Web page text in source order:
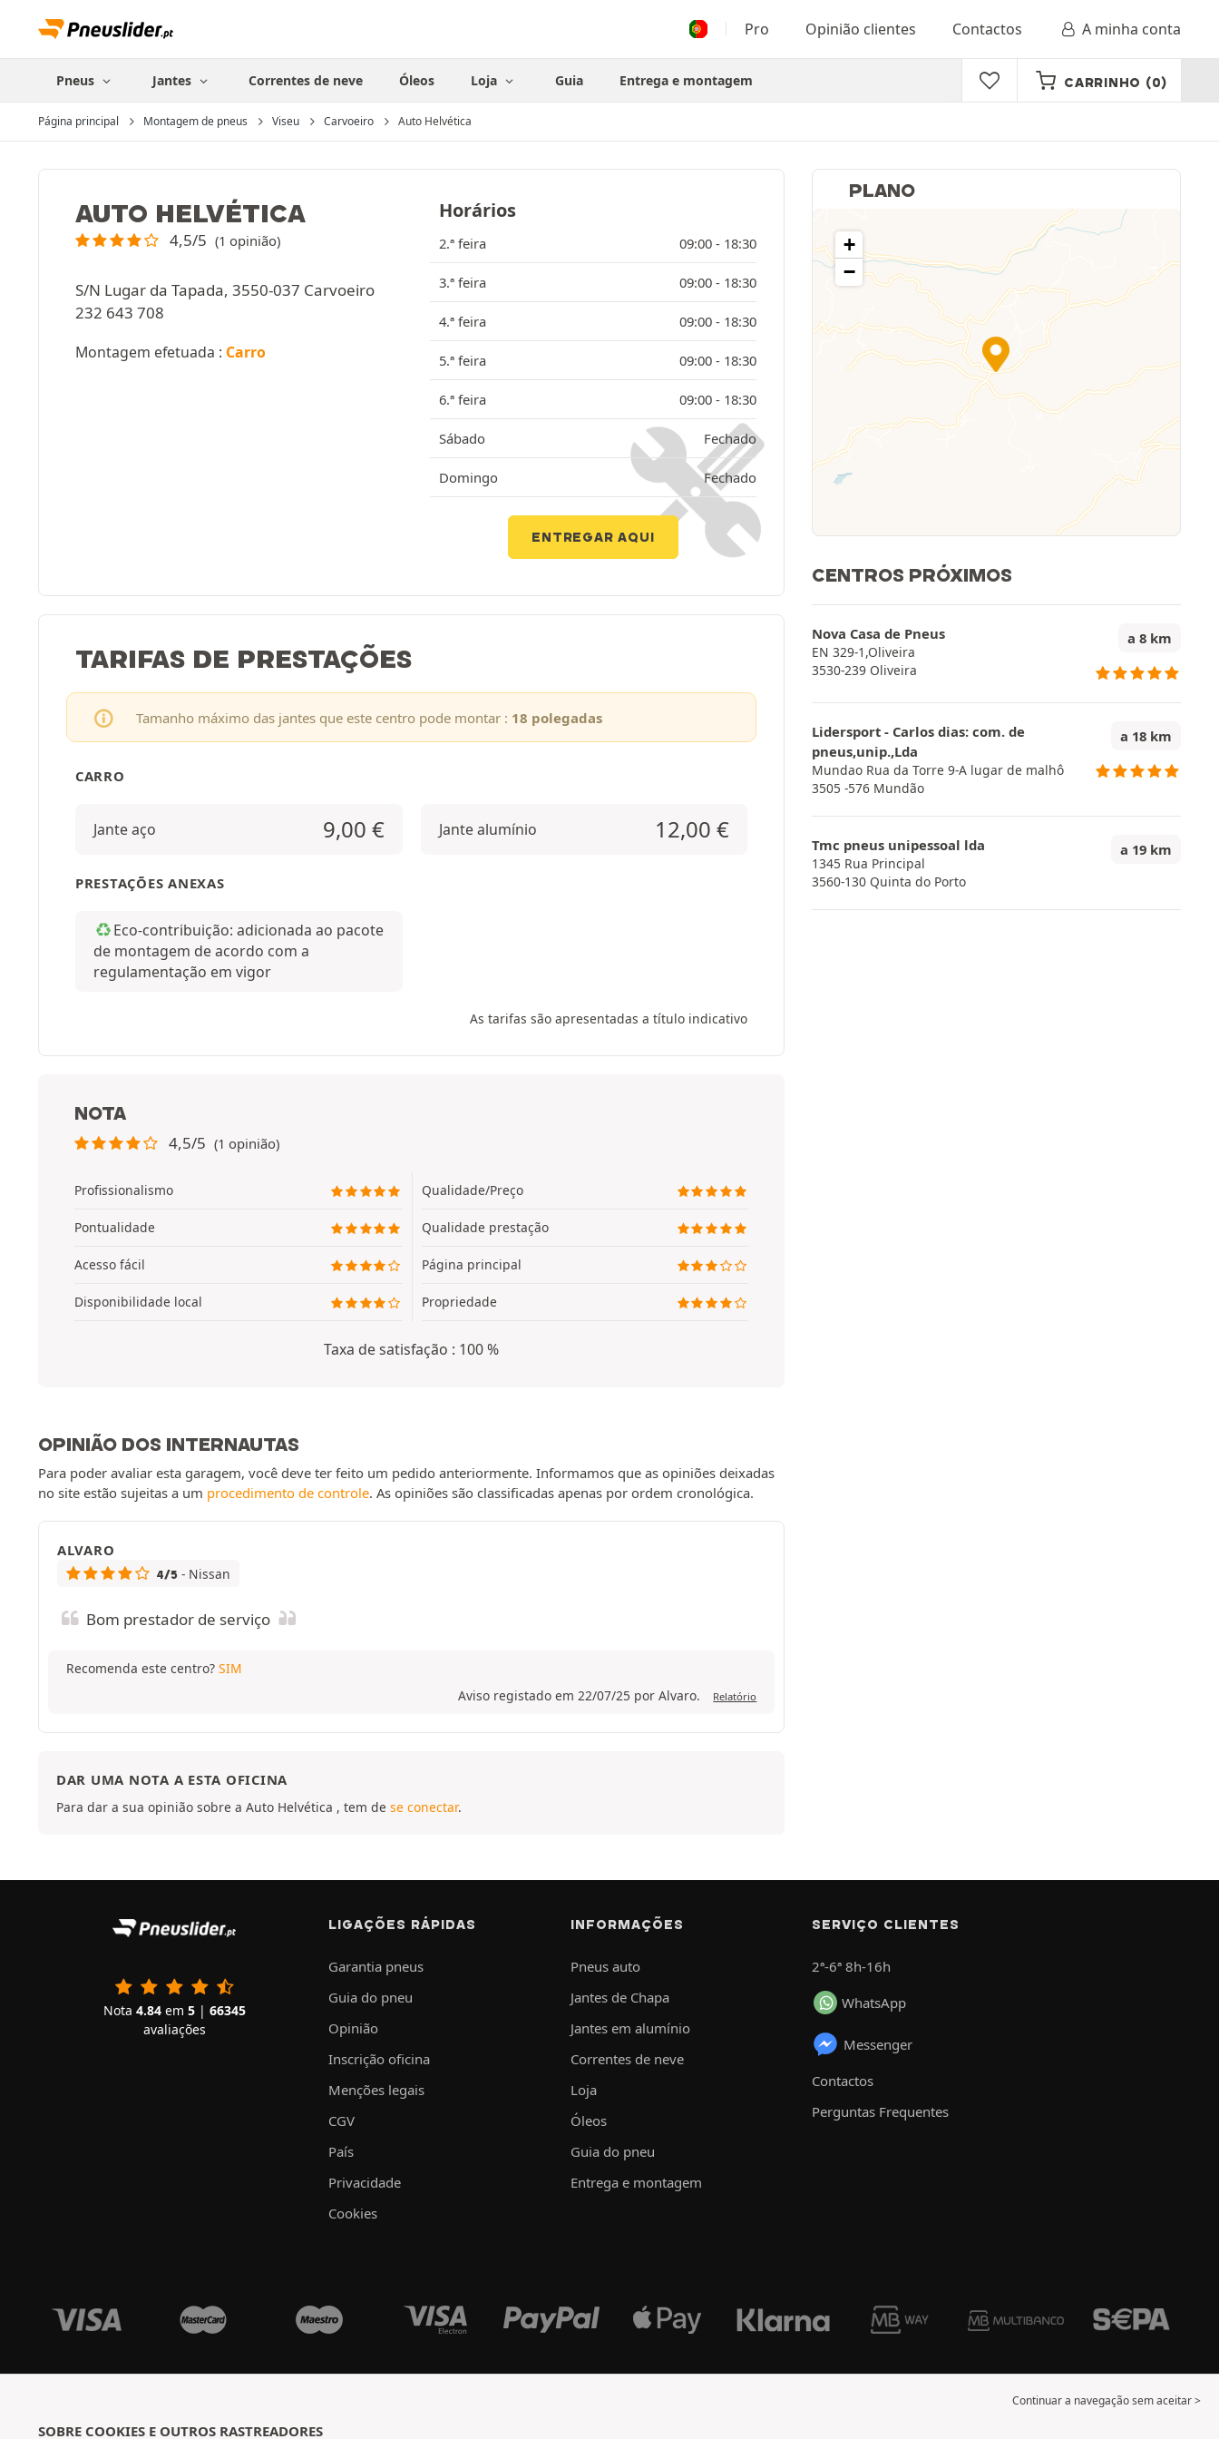
Pro Opinião clientes Contactos A minha conta
Pneus Jantes Correntes de neve Óleos Loja Guia Entrega e montagem CARRINHO (0)
Página principal Montagem de pneus Viseu Carvoeiro Auto Helvética
AUTO HELVÉTICA
4,5/5 (1 opinião)
S/N Lugar da Tapada, 3550-037 Carvoeiro
232 643 708
Montagem efetuada : Carro
Horários
2.ª feira 09:00 - 18:30
3.ª feira 09:00 - 18:30
4.ª feira 09:00 - 18:30
5.ª feira 09:00 - 18:30
6.ª feira 09:00 - 18:30
Sábado Fechado
Domingo Fechado
ENTREGAR AQUI
TARIFAS DE PRESTAÇÕES
Tamanho máximo das jantes que este centro pode montar : 18 polegadas
CARRO
Jante aço 9,00 € Jante alumínio 12,00 €
PRESTAÇÕES ANEXAS
Eco-contribuição: adicionada ao pacote
de montagem de acordo com a
regulamentação em vigor
As tarifas são apresentadas a título indicativo
NOTA
4,5/5 (1 opinião)
Profissionalismo
Pontualidade
Acesso fácil
Disponibilidade local
Qualidade/Preço
Qualidade prestação
Página principal
Propriedade
Taxa de satisfação : 100 %
OPINIÃO DOS INTERNAUTAS
Para poder avaliar esta garagem, você deve ter feito um pedido anteriormente. Informamos que as opiniões deixadas
no site estão sujeitas a um procedimento de controle. As opiniões são classificadas apenas por ordem cronológica.
ALVARO
4/5 - Nissan
Bom prestador de serviço
Recomenda este centro? SIM
Aviso registado em 22/07/25 por Alvaro.
Relatório
DAR UMA NOTA A ESTA OFICINA
Para dar a sua opinião sobre a Auto Helvética , tem de se conectar.
PLANO
+
−
CENTROS PRÓXIMOS
Nova Casa de Pneus
EN 329-1,Oliveira
3530-239 Oliveira
a 8 km
Lidersport - Carlos dias: com. de
pneus,unip.,Lda
Mundao Rua da Torre 9-A lugar de malhô
3505 -576 Mundão
a 18 km
Tmc pneus unipessoal lda
1345 Rua Principal
3560-130 Quinta do Porto
a 19 km
Nota 4.84em 5| 66345
avaliações
LIGAÇÕES RÁPIDAS
Garantia pneus
Guia do pneu
Opinião
Inscrição oficina
Menções legais
CGV
País
Privacidade
Cookies
INFORMAÇÕES
Pneus auto
Jantes de Chapa
Jantes em alumínio
Correntes de neve
Loja
Óleos
Guia do pneu
Entrega e montagem
SERVIÇO CLIENTES
2ª-6ª 8h-16h
WhatsApp
Messenger
Contactos
Perguntas Frequentes
Continuar a navegação sem aceitar >
SOBRE COOKIES E OUTROS RASTREADORES